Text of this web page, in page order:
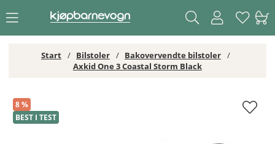
Start Bilstoler
Bakovervendte bilstoler
Axkid One 3 Coastal Storm Black
8
BEST I TEST
Axkid One 3 Coastal Storm Black